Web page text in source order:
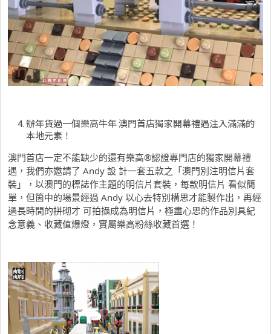
辦年貨過一個樂高牛年 澳門首店獨家開幕禮遇注入滿滿的
本地元素！
澳門首店一定不能缺少的還有樂高®認證專門店的獨家開幕禮
遇，我們亦邀請了 Andy 設 計一套五款之「澳門別注明信片套
裝」，以澳門的標誌作主題的明信片套裝，每款明信片 看似簡
單，但箇中的場景經過 Andy 以心去特別構思才能製作出，再經
過長時間的拼砌才 可拍攝成為明信片，極盡心思的作品別具紀
念意義、收藏值爆燈，實屬樂高粉絲收藏首選！